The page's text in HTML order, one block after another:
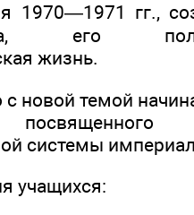
1970—1971 гг.,
его
жизнь.
новой темой
посвященного
системы
учащихся: